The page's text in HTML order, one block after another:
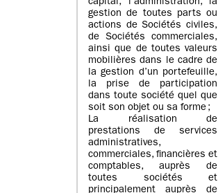
capital, l’administration, la
gestion de toutes parts ou
actions de Sociétés civiles,
de Sociétés commerciales,
ainsi que de toutes valeurs
mobilières dans le cadre de
la gestion d’un portefeuille,
la prise de participation
dans toute société quel que
soit son objet ou sa forme ;
La réalisation de
prestations de services
administratives,
commerciales, financières et
comptables, auprès de
toutes sociétés et
principalement auprès de